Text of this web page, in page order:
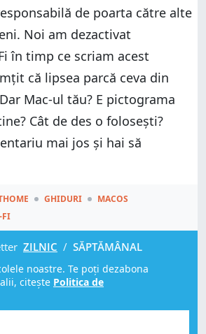
de poarta către alte
Noi am dezactivat
în timp ce scriam acest
că lipsea parcă ceva din
Mac-ul tău? E pictograma
Cât de des o folosești?
mai jos și hai să
GHIDURI
MACOS
FI
ZILNIC / SĂPTĂMÂNAL
noastre. Te poți dezabona
citește Politica de